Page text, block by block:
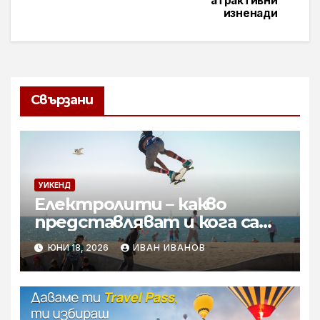
изненади
Свързани
УИКЕНД
Електролити – какво
представляват и кога са
необходими
ЮНИ 18, 2026 ИВАН ИВАНОВ